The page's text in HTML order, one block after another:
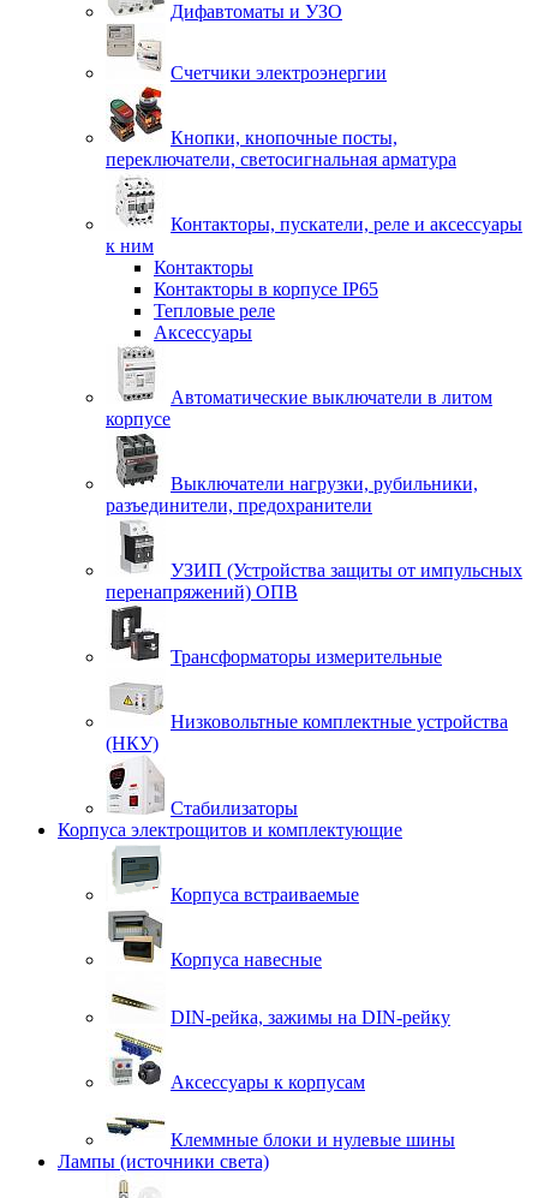
Дифавтоматы и УЗО
Счетчики электроэнергии
Кнопки, кнопочные посты,
переключатели, светосигнальная арматура
Контакторы, пускатели, реле и аксессуары
к ним
Контакторы
Контакторы в корпусе IP65
Тепловые реле
Аксессуары
Автоматические выключатели в литом
корпусе
Выключатели нагрузки, рубильники,
разъединители, предохранители
УЗИП (Устройства защиты от импульсных
перенапряжений) ОПВ
Трансформаторы измерительные
Низковольтные комплектные устройства
(НКУ)
Стабилизаторы
Корпуса электрощитов и комплектующие
Корпуса встраиваемые
Корпуса навесные
DIN-рейка, зажимы на DIN-рейку
Аксессуары к корпусам
Клеммные блоки и нулевые шины
Лампы (источники света)